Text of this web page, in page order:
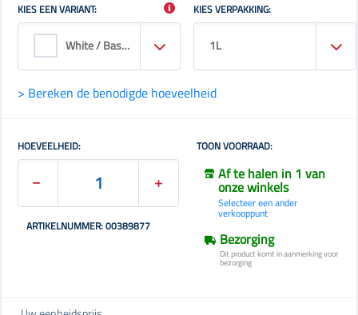
KIES EEN VARIANT:
White / Base Wn
KIES VERPAKKING:
1L
> Bereken de benodigde hoeveelheid
HOEVEELHEID:
ARTIKELNUMMER: 00389877
TOON VOORRAAD:
Af te halen in 1 van
onze winkels
Selecteer een ander
verkooppunt
Bezorging
Dit product komt in aanmerking voor
bezorging